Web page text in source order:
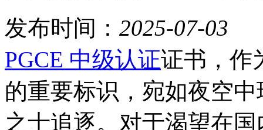
发布时间： 2025-07-03
PGCE 中级认证证书，作
的重要标识，宛如夜空
之士追逐。对于渴望在